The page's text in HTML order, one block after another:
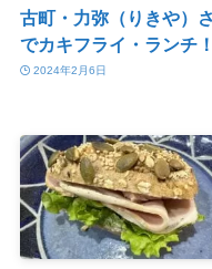
古町・力弥（りきや）
でカキフライ・ランチ！
2024年2月6日